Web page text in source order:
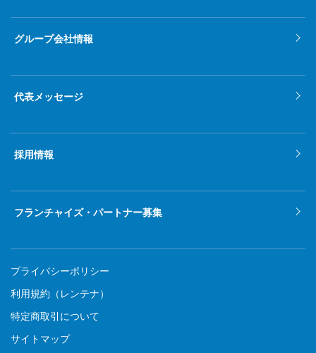
2021年2月
2021年1月
グループ会社情報
代表メッセージ
採用情報
フランチャイズ・パートナー募集
プライバシーポリシー
利用規約（レンテナ）
特定商取引について
サイトマップ